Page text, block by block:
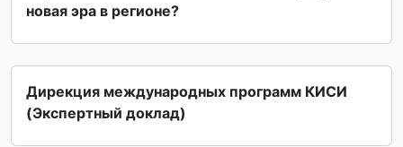
новая эра в регионе?
Дирекция международных программ КИСИ
(Экспертный доклад)